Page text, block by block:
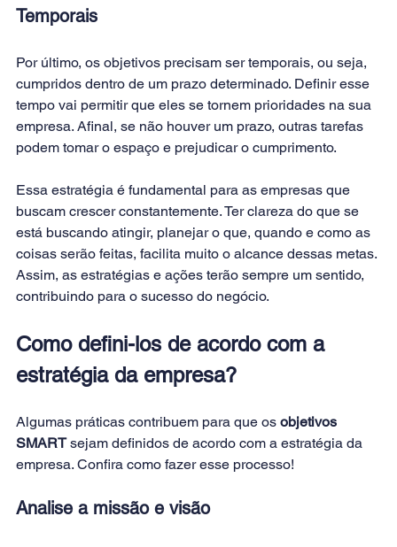
Temporais
Por último, os objetivos precisam ser temporais, ou seja,
cumpridos dentro de um prazo determinado. Definir esse
tempo vai permitir que eles se tornem prioridades na sua
empresa. Afinal, se não houver um prazo, outras tarefas
podem tomar o espaço e prejudicar o cumprimento.
Essa estratégia é fundamental para as empresas que
buscam crescer constantemente. Ter clareza do que se
está buscando atingir, planejar o que, quando e como as
coisas serão feitas, facilita muito o alcance dessas metas.
Assim, as estratégias e ações terão sempre um sentido,
contribuindo para o sucesso do negócio.
Como defini-los de acordo com a
estratégia da empresa?
Algumas práticas contribuem para que os objetivos
SMART sejam definidos de acordo com a estratégia da
empresa. Confira como fazer esse processo!
Analise a missão e visão